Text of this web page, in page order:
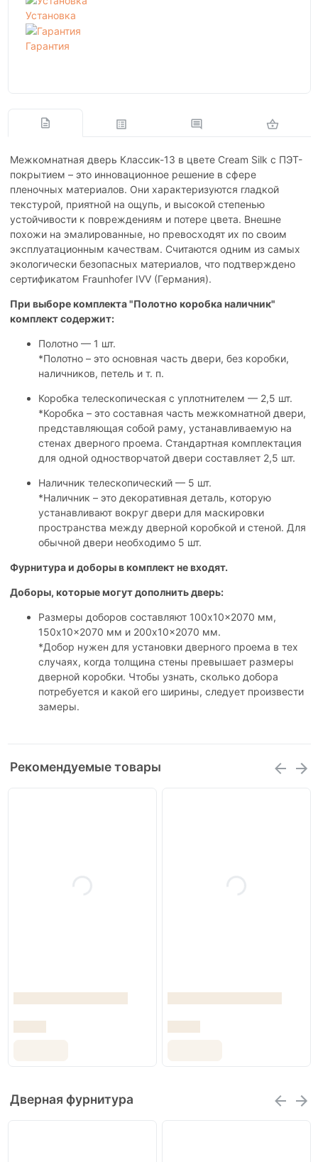
Установка
Гарантия
Межкомнатная дверь Классик-13 в цвете Cream Silk с ПЭТ-
покрытием – это инновационное решение в сфере
пленочных материалов. Они характеризуются гладкой
текстурой, приятной на ощупь, и высокой степенью
устойчивости к повреждениям и потере цвета. Внешне
похожи на эмалированные, но превосходят их по своим
эксплуатационным качествам. Считаются одним из самых
экологически безопасных материалов, что подтверждено
сертификатом Fraunhofer IVV (Германия).
При выборе комплекта "Полотно коробка наличник"
комплект содержит:
Полотно — 1 шт.
*Полотно – это основная часть двери, без коробки,
наличников, петель и т. п.
Коробка телескопическая с уплотнителем — 2,5 шт.
*Коробка – это составная часть межкомнатной двери,
представляющая собой раму, устанавливаемую на
стенах дверного проема. Стандартная комплектация
для одной одностворчатой двери составляет 2,5 шт.
Наличник телескопический — 5 шт.
*Наличник – это декоративная деталь, которую
устанавливают вокруг двери для маскировки
пространства между дверной коробкой и стеной. Для
обычной двери необходимо 5 шт.
Фурнитура и доборы в комплект не входят.
Доборы, которые могут дополнить дверь:
Размеры доборов составляют 100x10x2070 мм,
150x10x2070 мм и 200x10x2070 мм.
*Добор нужен для установки дверного проема в тех
случаях, когда толщина стены превышает размеры
дверной коробки. Чтобы узнать, сколько добора
потребуется и какой его ширины, следует произвести
замеры.
Рекомендуемые товары
Дверная фурнитура